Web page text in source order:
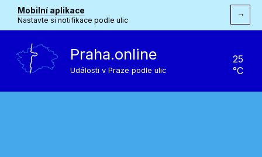
Mobilní aplikace
Nastavte si notifikace podle ulic
→
Praha.online
Události v Praze podle ulic
25
°C